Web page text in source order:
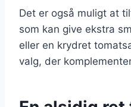
Det er også muligt at
som kan give ekstra
eller en krydret
valg, der